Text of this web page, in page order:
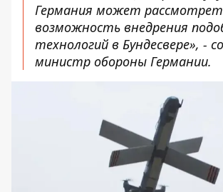
Германия может
возможность внедрения
технологий в Бундесвере», -
министр обороны Германии.